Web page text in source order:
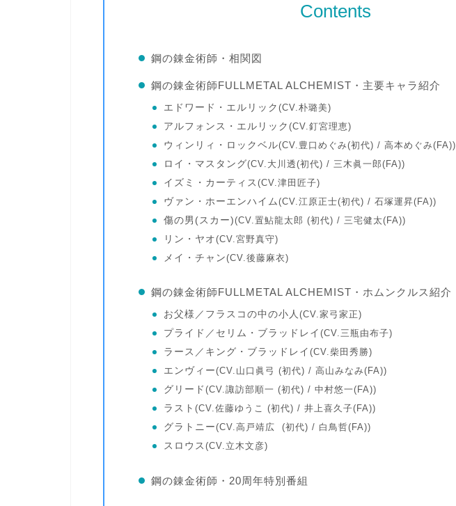
Contents
鋼の錬金術師・相関図
鋼の錬金術師FULLMETAL ALCHEMIST・主要キャラ紹介
エドワード・エルリック(CV.朴璐美)
アルフォンス・エルリック(CV.釘宮理恵)
ウィンリィ・ロックベル(CV.豊口めぐみ(初代) / 高本めぐみ(FA))
ロイ・マスタング(CV.大川透(初代) / 三木眞一郎(FA))
イズミ・カーティス(CV.津田匠子)
ヴァン・ホーエンハイム(CV.江原正士(初代) / 石塚運昇(FA))
傷の男(スカー)(CV.置鮎龍太郎(初代) / 三宅健太(FA))
リン・ヤオ(CV.宮野真守)
メイ・チャン(CV.後藤麻衣)
鋼の錬金術師FULLMETAL ALCHEMIST・ホムンクルス紹介
お父様／フラスコの中の小人(CV.家弓家正)
プライド／セリム・ブラッドレイ(CV.三瓶由布子)
ラース／キング・ブラッドレイ(CV.柴田秀勝)
エンヴィー(CV.山口眞弓(初代) / 高山みなみ(FA))
グリード(CV.諏訪部順一(初代) / 中村悠一(FA))
ラスト(CV.佐藤ゆうこ(初代) / 井上喜久子(FA))
グラトニー(CV.高戸靖広(初代) / 白鳥哲(FA))
スロウス(CV.立木文彦)
鋼の錬金術師・20周年特別番組